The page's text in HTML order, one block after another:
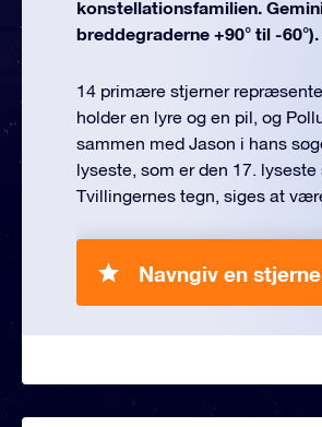
konstellationsfamilien.
breddegraderne +90° til -60°).
14 primære stjerner
holder en lyre og en pil, og
sammen med Jason i hans
lyseste, som er den 17.
Tvillingernes tegn, siges at
Navngiv en